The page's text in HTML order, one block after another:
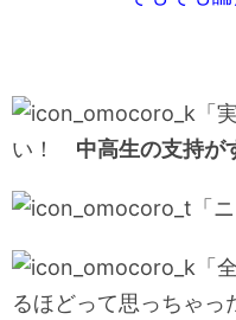
「
い！ 中高生の支持が
「
「
るほどって思っちゃっ